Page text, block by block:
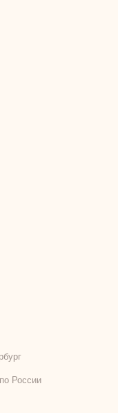
России